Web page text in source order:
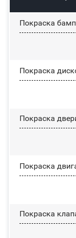
Покраска
Покраска
Покраска
Покраска
Покраска